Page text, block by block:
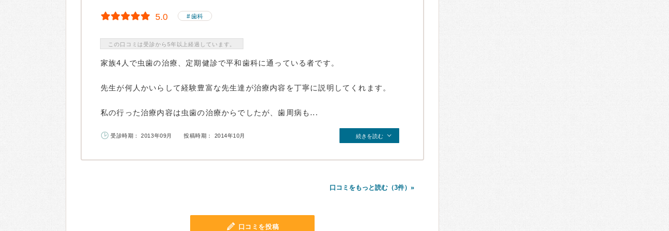
5.0 歯科
この口コミは受診から5年以上経過しています。
家族4人で虫歯の治療、定期健診で平和歯科に通っている者です。
先生が何人かいらして経験豊富な先生達が治療内容を丁寧に説明してくれます。
私の行った治療内容は虫歯の治療からでしたが、歯周病も...
受診時期： 2013年09月 投稿時期： 2014年10月 続きを読む
口コミをもっと読む（3件）»
口コミを投稿